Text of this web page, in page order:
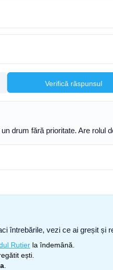
Verifică răspunsul
drum fără prioritate. Are
întrebările, vezi ce ai greșit
Rutier la îndemână.
ești.